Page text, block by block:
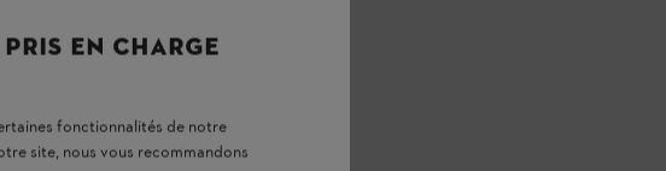
EN CHARGE
fonctionnalités de notre
site, nous vous recommandons